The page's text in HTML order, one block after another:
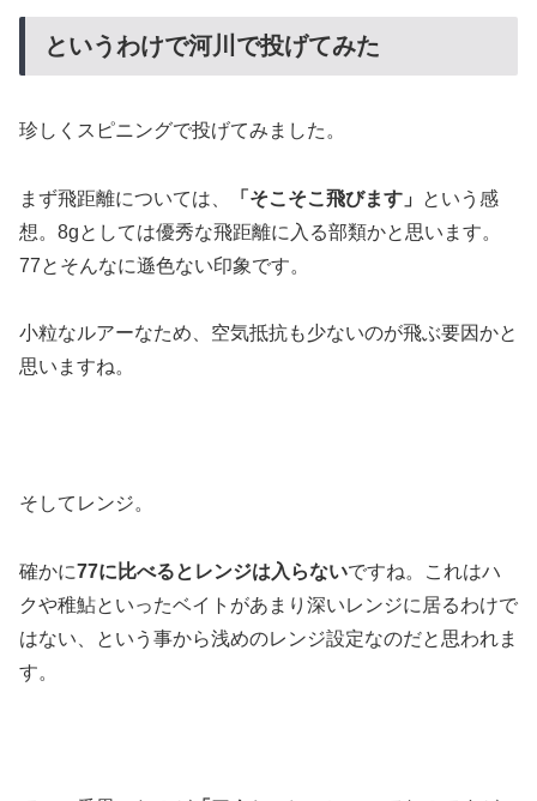
というわけで河川で投げてみた
珍しくスピニングで投げてみました。
まず飛距離については、 「そこそこ飛びます」
という感
想。8gとしては優秀な飛距離に入る部類かと思います。
77とそんなに遜色ない印象です。
小粒なルアーなため、空気抵抗も少ないのが飛ぶ要因かと
思いますね。
そしてレンジ。
確かに77に比べるとレンジは入らないですね。これはハ
クや稚鮎といったベイトがあまり深いレンジに居るわけで
はない、という事から浅めのレンジ設定なのだと思われま
す。